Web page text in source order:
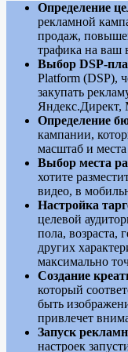
Определение
рекламной
продаж,
трафика на ваш
Выбор DSP-
Platform (DSP),
закупать
Яндекс.Директ,
Определение
кампании,
масштаб и
Выбор места
хотите
видео, в
Настройка
целевой
пола, возраста,
других
максимально
Создание
который
быть
привлечет
Запуск
настроек